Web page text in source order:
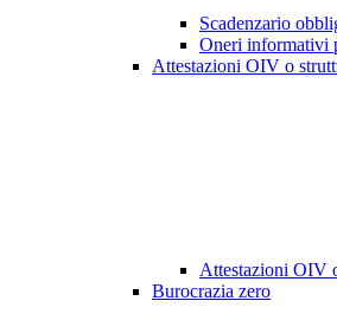
Scadenzario
Oneri informativi
Attestazioni OIV o
Attestazioni OIV
Burocrazia zero